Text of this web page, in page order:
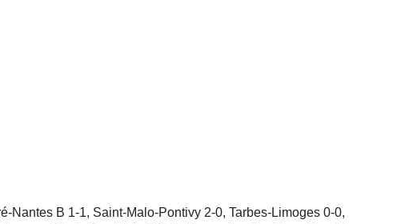
Nantes B 1-1, Saint-Malo-Pontivy 2-0, Tarbes-Limoges 0-0,